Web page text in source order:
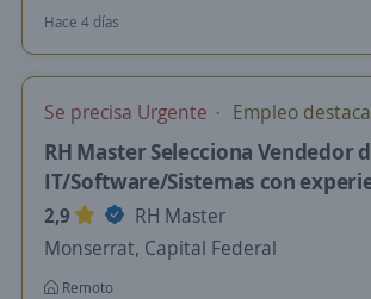
Hace 4 días
Se precisa Urgente Empleo
RH Master Selecciona Vendedor
IT/Software/Sistemas con
2,9
RH Master
Monserrat, Capital Federal
Remoto